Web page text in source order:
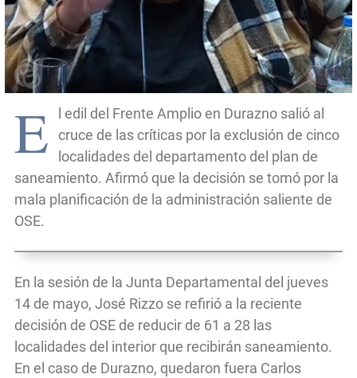
E
l edil del Frente Amplio en Durazno salió al
cruce de las críticas por la exclusión de cinco
localidades del departamento del plan de
saneamiento. Afirmó que la decisión se tomó por la
mala planificación de la administración saliente de
OSE.
En la sesión de la Junta Departamental del jueves
14 de mayo, José Rizzo se refirió a la reciente
decisión de OSE de reducir de 61 a 28 las
localidades del interior que recibirán saneamiento.
En el caso de Durazno, quedaron fuera Carlos